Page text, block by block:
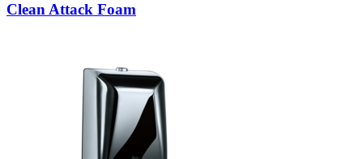
Clean Attack Foam